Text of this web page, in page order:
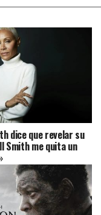
dice que revelar su
Smith me quita un